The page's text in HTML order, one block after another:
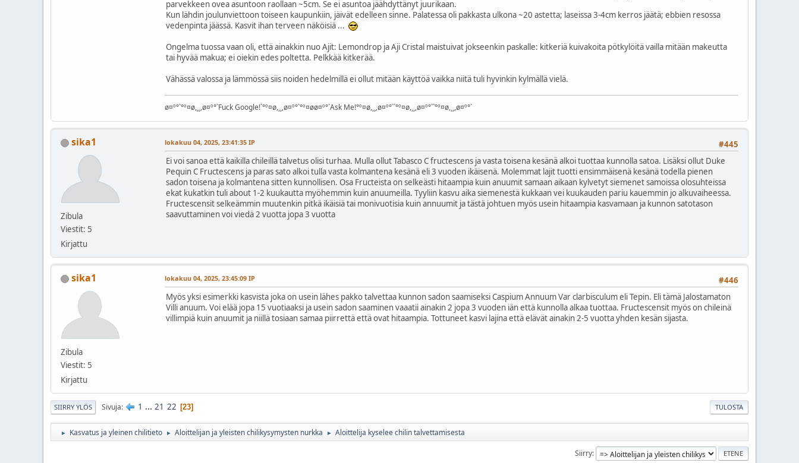
parvekkeen ovea asuntoon raollaan ~5cm. Se ei asuntoa jäähdyttänyt juurikaan.
Kun lähdin joulunviettoon toiseen kaupunkiin, jäivät edelleen sinne. Palatessa oli pakkasta ulkona ~20 astetta; laseissa 3-4cm kerros jäätä; ebbien resossa
vedenpinta jäässä. Kasvit ihan terveen näköisiä ...
Ongelma tuossa vaan oli, että ainakkin nuo Ajit: Lemondrop ja Aji Cristal maistuivat jokseenkin paskalle: kitkeriä kuivakoita pötkylöitä vailla mitään makeutta
tai hyvää makua; ei oiekin edes poltetta. Pelkkää kitkerää.
Vähässä valossa ja lämmössä siis noiden hedelmillä ei ollut mitään käyttöä vaikka niitä tuli hyvinkin kylmällä vielä.
ø¤º°`°º¤ø,¸¸,ø¤º°`Fuck Google!`°º¤ø,¸¸,ø¤º°`°º¤øø¤º°`Ask Me!°º¤ø,¸¸,ø¤º°``°º¤ø,¸¸,ø¤º°``°º¤ø,¸¸,ø¤º°`
sika1
Zibula
Viestit: 5
Kirjattu
#445
lokakuu 04, 2025, 23:41:35 IP
Ei voi sanoa että kaikilla chileillä talvetus olisi turhaa. Mulla ollut Tabasco C fructescens ja vasta toisena kesänä alkoi tuottaa kunnolla satoa. Lisäksi ollut Duke
Pequin C Fructescens ja paras sato alkoi tulla vasta kolmantena kesänä eli 3 vuoden ikäisenä. Molemmat lajit tuotti ensimmäisenä kesänä todella pienen
sadon toisena ja kolmantena sitten kunnollisen. Osa Fructeista on selkeästi hitaampia kuin anuumit samaan aikaan kylvetyt siemenet samoissa olosuhteissa
ekat kukatkin tuli about 1-2 kuukautta myöhemmin kuin anuumeilla. Tyyliin kasvu aika siemenestä kukkaan vei kuukauden pariu kauemmin jo alkuvaiheessa.
Fructescensit selkeämmin muutenkin pitkä ikäisiä tai monivuotisia kuin annuumit ja tästä johtuen myös usein hitaampia kasvamaan ja kunnon satotason
saavuttaminen voi viedä 2 vuotta jopa 3 vuotta
sika1
Zibula
Viestit: 5
Kirjattu
#446
lokakuu 04, 2025, 23:45:09 IP
Myös yksi esimerkki kasvista joka on usein lähes pakko talvettaa kunnon sadon saamiseksi Caspium Annuum Var clarbisculum eli Tepin. Eli tämä Jalostamaton
Villi anuum. Voi elää jopa 15 vuotiaaksi ja usein sadon saaminen vaaatii ainakin 2 jopa 3 vuoden iän että kunnolla alkaa tuottaa. Fructescensit myös on chileinä
villimpiä kuin anuumit ja niillä tosiaan samaa piirrettä että ovat hitaampia. Tottuneet kasvi lajina että elävät ainakin 2-5 vuotta yhden kesän sijasta.
TULOSTA
SIIRRY YLÖS Sivuja 1 ... 21 22 23
► Kasvatus ja yleinen chilitieto ► Aloittelijan ja yleisten chilikysymysten nurkka ► Aloittelija kyselee chilin talvettamisesta
Siirry